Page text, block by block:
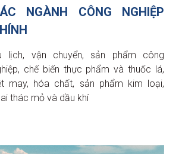
NGÀNH CÔNG NGHIỆP
lịch, vận chuyển, sản phẩm công
chế biến thực phẩm và thuốc lá,
may, hóa chất, sản phẩm kim loại,
thác mỏ và dầu khí